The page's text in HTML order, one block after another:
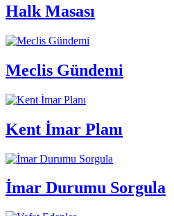
Halk Masası
Meclis Gündemi
Kent İmar Planı
İmar Durumu Sorgula